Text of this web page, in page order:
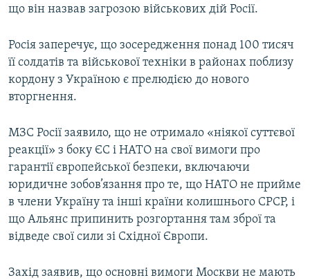
що він назвав загрозою військових дій Росії.
Росія заперечує, що зосередження понад 100 тисяч
її солдатів та військової техніки в районах поблизу
кордону з Україною є прелюдією до нового
вторгнення.
МЗС Росії заявило, що не отримало «ніякої суттєвої
реакції» з боку ЄС і НАТО на свої вимоги про
гарантії європейської безпеки, включаючи
юридичне зобов’язання про те, що НАТО не прийме
в члени Україну та інші країни колишнього СРСР, і
що Альянс припинить розгортання там зброї та
відведе свої сили зі Східної Європи.
Захід заявив, що основні вимоги Москви не мають